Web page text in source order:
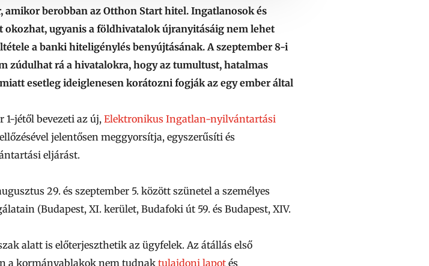
berobban az Otthon Start hitel. Ingatlanosok és
ugyanis a földhivatalok újranyitásáig nem lehet
a banki hiteligénylés benyújtásának. A szeptember 8-i
zúdulhat rá a hivatalokra, hogy az tumultust, hatalmas
esetleg ideiglenesen korátozni fogják az egy ember által
1-jétől bevezeti az új, Elektronikus Ingatlan-nyilvántartási
jelentősen meggyorsítja, egyszerűsíti és
eljárást.
29. és szeptember 5. között szünetel a személyes
(Budapest, XI. kerület, Budafoki út 59. és Budapest, XIV.
alatt is előterjeszthetik az ügyfelek. Az átállás első
a kormányablakok nem tudnak tulajdoni lapot és